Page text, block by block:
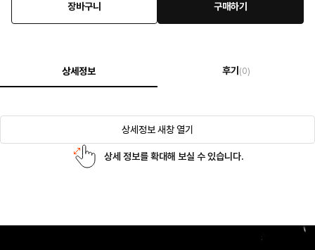
장바구니 구매하기
상세정보 후기 (0)
상세정보 새창 열기
상세 정보를 확대해 보실 수 있습니다.